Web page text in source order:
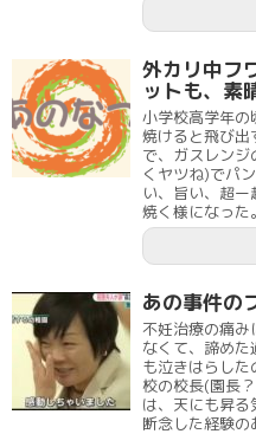
外カリ中フ
ットも、素
小学校高学年
焼けると飛び出
で、ガスレン
くヤツね)でパ
い、旨い、超
焼く様になった
あの事件の
不妊治療の痛み
なくて、諦め
も泣きはらし
校の校長(園長
は、天にも昇
断念した経験の